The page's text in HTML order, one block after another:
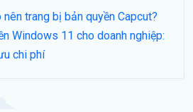
trang bị bản quyền Capcut?
Windows 11 cho doanh nghiệp:
chi phí